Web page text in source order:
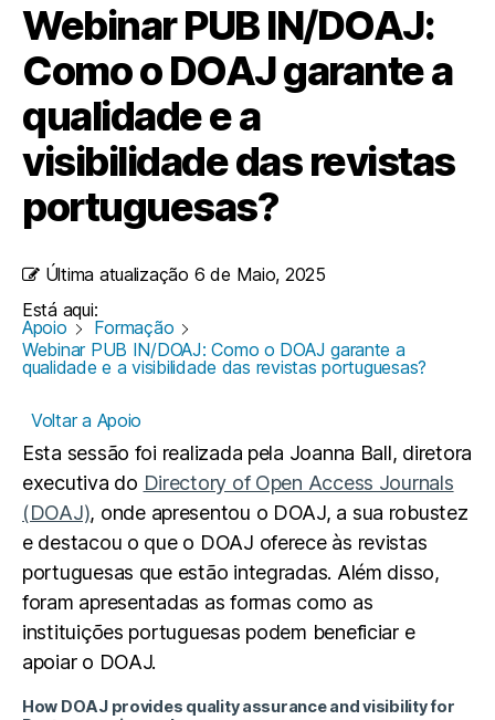
Webinar PUB IN/DOAJ:
Como o DOAJ garante a
qualidade e a
visibilidade das revistas
portuguesas?
Última atualização 6 de Maio, 2025
Está aqui:
Apoio
Formação
Webinar PUB IN/DOAJ: Como o DOAJ garante a
qualidade e a visibilidade das revistas portuguesas?
Voltar a Apoio
Esta sessão foi realizada pela Joanna Ball, diretora
executiva do Directory of Open Access Journals
(DOAJ), onde apresentou o DOAJ, a sua robustez
e destacou o que o DOAJ oferece às revistas
portuguesas que estão integradas. Além disso,
foram apresentadas as formas como as
instituições portuguesas podem beneficiar e
apoiar o DOAJ.
How DOAJ provides quality assurance and visibility for